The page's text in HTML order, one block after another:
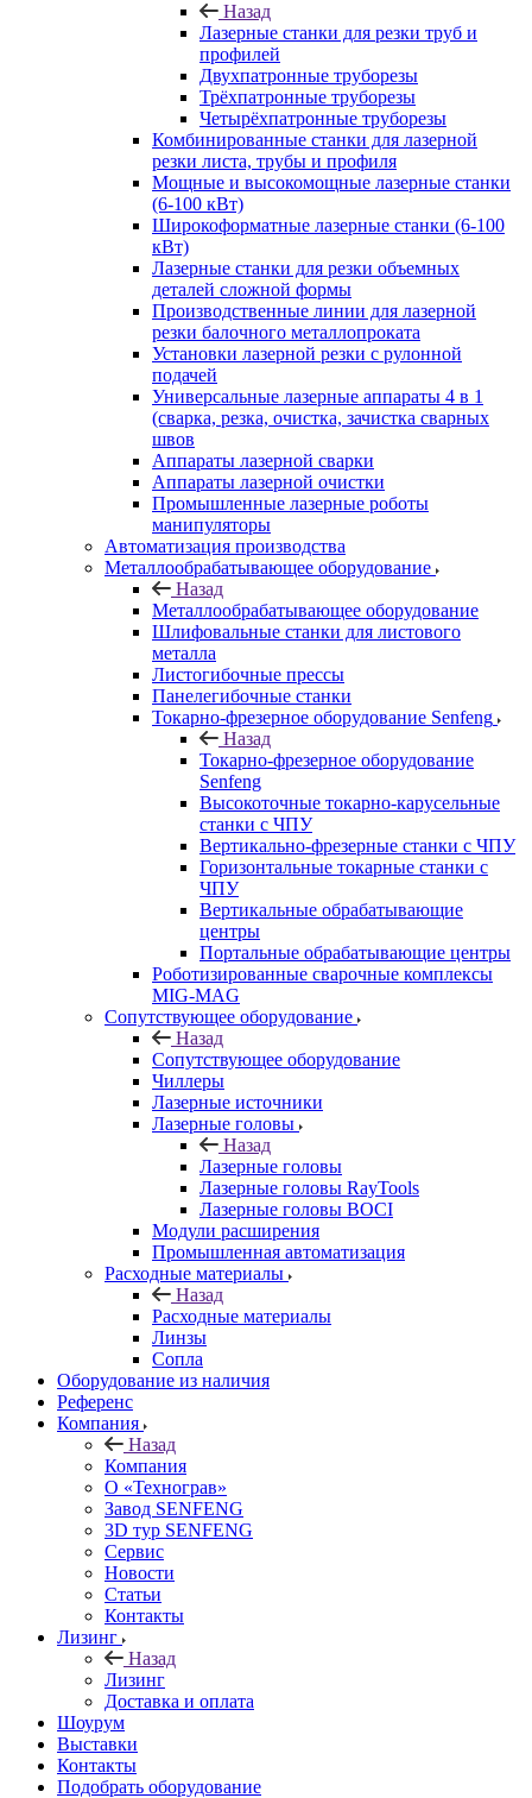
Назад
Лазерные станки для резки труб и
профилей
Двухпатронные труборезы
Трёхпатронные труборезы
Четырёхпатронные труборезы
Комбинированные станки для лазерной
резки листа, трубы и профиля
Мощные и высокомощные лазерные станки
(6-100 кВт)
Широкоформатные лазерные станки (6-100
кВт)
Лазерные станки для резки объемных
деталей сложной формы
Производственные линии для лазерной
резки балочного металлопроката
Установки лазерной резки с рулонной
подачей
Универсальные лазерные аппараты 4 в 1
(сварка, резка, очистка, зачистка сварных
швов
Аппараты лазерной сварки
Аппараты лазерной очистки
Промышленные лазерные роботы
манипуляторы
Автоматизация производства
Металлообрабатывающее оборудование
Назад
Металлообрабатывающее оборудование
Шлифовальные станки для листового
металла
Листогибочные прессы
Панелегибочные станки
Токарно-фрезерное оборудование Senfeng
Назад
Токарно-фрезерное оборудование
Senfeng
Высокоточные токарно-карусельные
станки с ЧПУ
Вертикально-фрезерные станки с ЧПУ
Горизонтальные токарные станки с
ЧПУ
Вертикальные обрабатывающие
центры
Портальные обрабатывающие центры
Роботизированные сварочные комплексы
MIG-MAG
Сопутствующее оборудование
Назад
Сопутствующее оборудование
Чиллеры
Лазерные источники
Лазерные головы
Назад
Лазерные головы
Лазерные головы RayTools
Лазерные головы BOCI
Модули расширения
Промышленная автоматизация
Расходные материалы
Назад
Расходные материалы
Линзы
Сопла
Оборудование из наличия
Референс
Компания
Назад
Компания
О «Технограв»
Завод SENFENG
3D тур SENFENG
Сервис
Новости
Статьи
Контакты
Лизинг
Назад
Лизинг
Доставка и оплата
Шоурум
Выставки
Контакты
Подобрать оборудование